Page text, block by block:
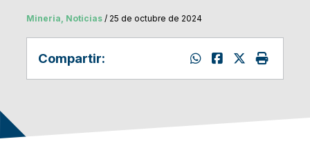
Mineria, Noticias/ 25 de octubre de 2024
Compartir: